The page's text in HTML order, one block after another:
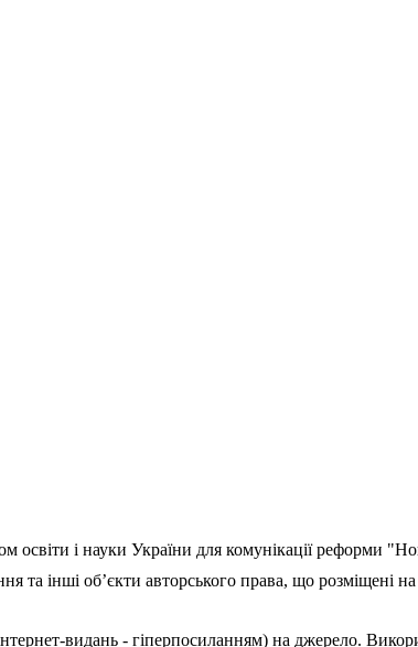
освіти і науки України для комунікації реформи
та інші об’єкти авторського права, що розміщені
видань - гіперпосиланням) на джерело.